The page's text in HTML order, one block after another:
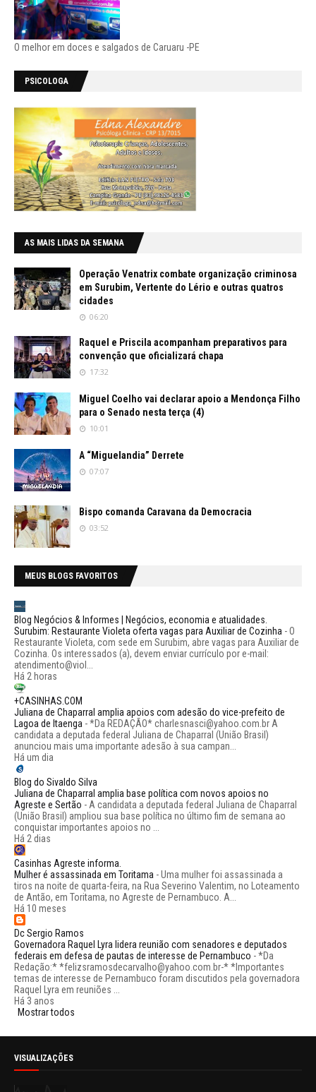
O melhor em doces e salgados de Caruaru -PE
PSICOLOGA
AS MAIS LIDAS DA SEMANA
Operação Venatrix combate organização criminosa
em Surubim, Vertente do Lério e outras quatros
cidades
06:20
Raquel e Priscila acompanham preparativos para
convenção que oficializará chapa
17:32
Miguel Coelho vai declarar apoio a Mendonça Filho
para o Senado nesta terça (4)
10:01
A “Miguelandia” Derrete
07:07
Bispo comanda Caravana da Democracia
03:52
MEUS BLOGS FAVORITOS
Blog Negócios & Informes | Negócios, economia e atualidades.
Surubim: Restaurante Violeta oferta vagas para Auxiliar de Cozinha -O
Restaurante Violeta, com sede em Surubim, abre vagas para Auxiliar de
Cozinha. Os interessados (a), devem enviar currículo por e-mail:
atendimento@viol...
Há 2 horas
+CASINHAS.COM
Juliana de Chaparral amplia apoios com adesão do vice-prefeito de
Lagoa de Itaenga -*Da REDAÇÃO* charlesnasci@yahoo.com.br A
candidata a deputada federal Juliana de Chaparral (União Brasil)
anunciou mais uma importante adesão à sua campan...
Há um dia
Blog do Sivaldo Silva
Juliana de Chaparral amplia base política com novos apoios no
Agreste e Sertão - A candidata a deputada federal Juliana de Chaparral
(União Brasil) ampliou sua base política no último fim de semana ao
conquistar importantes apoios no ...
Há 2 dias
Casinhas Agreste informa.
Mulher é assassinada em Toritama -Uma mulher foi assassinada a
tiros na noite de quarta-feira, na Rua Severino Valentim, no Loteamento
de Antão, em Toritama, no Agreste de Pernambuco. A...
Há 10 meses
Dc Sergio Ramos
Governadora Raquel Lyra lidera reunião com senadores e deputados
federais em defesa de pautas de interesse de Pernambuco -*Da
Redação:* *felizsramosdecarvalho@yahoo.com.br-* *Importantes
temas de interesse de Pernambuco foram discutidos pela governadora
Raquel Lyra em reuniões ...
Há 3 anos
Mostrar todos
VISUALIZAÇÕES